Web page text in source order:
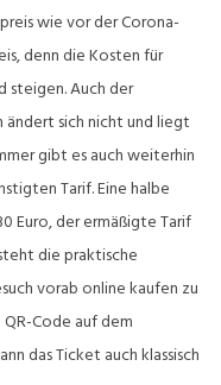
wie vor der Corona-
denn die Kosten für
steigen. Auch der
ändert sich nicht und liegt
gibt es auch weiterhin
Tarif. Eine halbe
Euro, der ermäßigte Tarif
die praktische
vorab online kaufen zu
QR-Code auf dem
das Ticket auch klassisch